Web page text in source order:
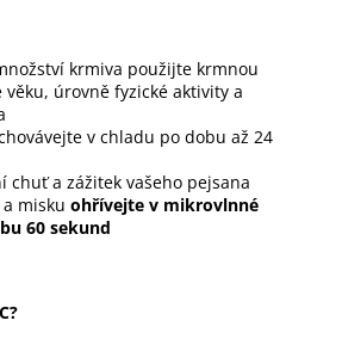
krmiva použijte krmnou
úrovně fyzické aktivity a
v chladu po dobu až 24
chuť a zážitek vašeho pejsana
misku ohřívejte v mikrovlnné
60 sekund